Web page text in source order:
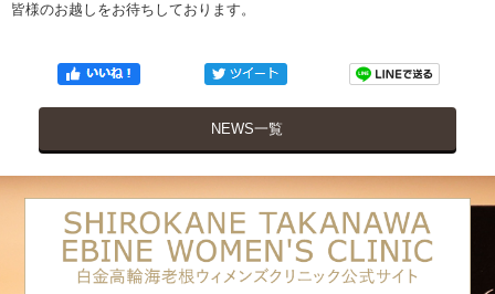
皆様のお越しをお待ちしております。
NEWS一覧